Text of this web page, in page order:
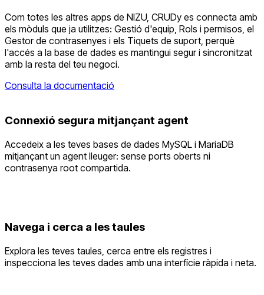
Com totes les altres apps de NIZU, CRUDy es connecta amb
els mòduls que ja utilitzes: Gestió d'equip, Rols i permisos, el
Gestor de contrasenyes i els Tiquets de suport, perquè
l'accés a la base de dades es mantingui segur i sincronitzat
amb la resta del teu negoci.
Consulta la documentació
Connexió segura mitjançant agent
Accedeix a les teves bases de dades MySQL i MariaDB
mitjançant un agent lleuger: sense ports oberts ni
contrasenya root compartida.
Navega i cerca a les taules
Explora les teves taules, cerca entre els registres i
inspecciona les teves dades amb una interfície ràpida i neta.